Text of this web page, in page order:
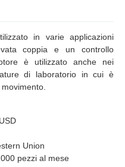
in varie applicazioni
coppia e un controllo
è utilizzato anche nei
di laboratorio in cui è
Union
pezzi al mese